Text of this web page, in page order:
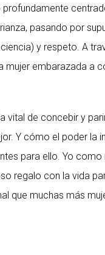
pasando por
y respeto. A
embarazada a
vital de concebir y
Y cómo el poder la
para ello. Yo
regalo con la vida
que muchas más